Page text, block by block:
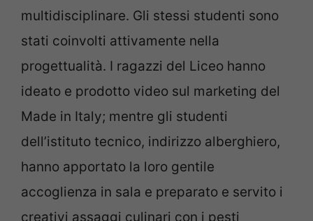
multidisciplinare. Gli stessi studenti sono
stati coinvolti attivamente nella
progettualità. I ragazzi del Liceo hanno
ideato e prodotto video sul marketing del
Made in Italy; mentre gli studenti
dell’istituto tecnico, indirizzo alberghiero,
hanno apportato la loro gentile
accoglienza in sala e preparato e servito i
creativi assaggi culinari con i pesti